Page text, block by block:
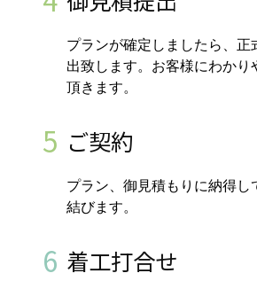
プランが確定しましたら、正
出致します。お客様にわかり
頂きます。
5 ご契約
プラン、御見積もりに納得し
結びます。
6 着工打合せ